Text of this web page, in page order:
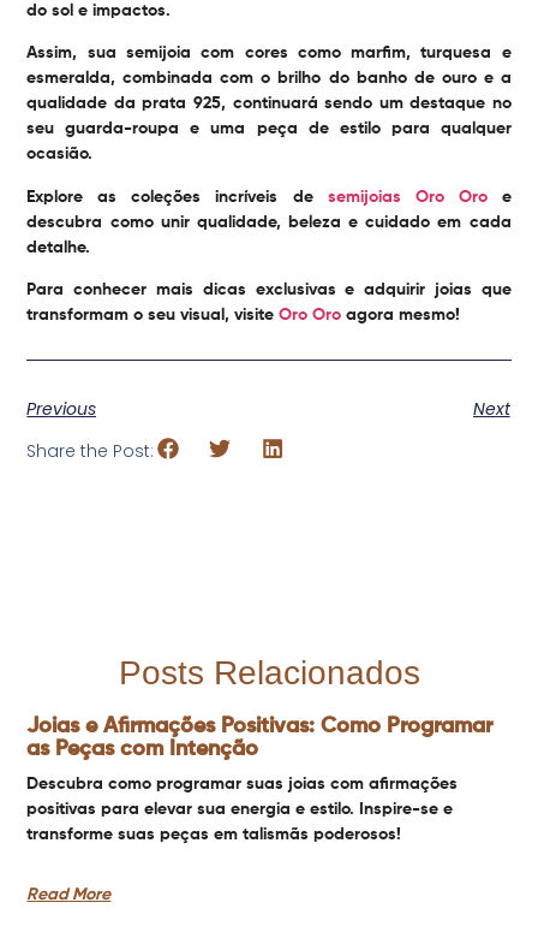
do sol e impactos.
Assim, sua semijoia com cores como marfim, turquesa e
esmeralda, combinada com o brilho do banho de ouro e a
qualidade da prata 925, continuará sendo um destaque no
seu guarda-roupa e uma peça de estilo para qualquer
ocasião.
Explore as coleções incríveis de semijoias Oro Oroe
descubra como unir qualidade, beleza e cuidado em cada
detalhe.
Para conhecer mais dicas exclusivas e adquirir joias que
transformam o seu visual, visiteOro Oro agora mesmo!
Previous
Next
Share the Post:
Posts Relacionados
Joias e Afirmações Positivas: Como Programar
as Peças com Intenção
Descubra como programar suas joias com afirmações
positivas para elevar sua energia e estilo. Inspire-se e
transforme suas peças em talismãs poderosos!
Read More